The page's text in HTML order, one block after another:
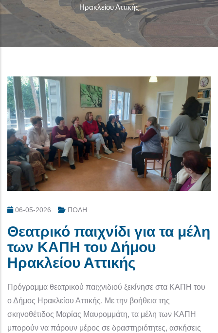
Ηρακλείου Αττικής
06-05-2026 ΠΟΛΗ
Θεατρικό παιχνίδι για τα μέλη
των ΚΑΠΗ του Δήμου
Ηρακλείου Αττικής
Πρόγραμμα θεατρικού παιχνιδιού ξεκίνησε στα ΚΑΠΗ του
ο Δήμος Ηρακλείου Αττικής. Με την βοήθεια της
σκηνοθέτιδος Μαρίας Μαυρομμάτη, τα μέλη των ΚΑΠΗ
μπορούν να πάρουν μέρος σε δραστηριότητες, ασκήσεις